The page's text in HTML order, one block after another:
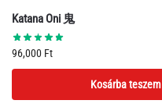
Katana Oni 鬼
96,000 Ft
Kosárba teszem